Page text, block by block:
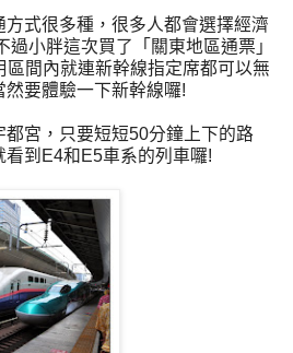
式很多種，很多人都會選擇經濟
小胖這次買了「關東地區通票」
區間內就連新幹線指定席都可以無
然要體驗一下新幹線囉!
宮，只要短短50分鐘上下的路
到E4和E5車系的列車囉!